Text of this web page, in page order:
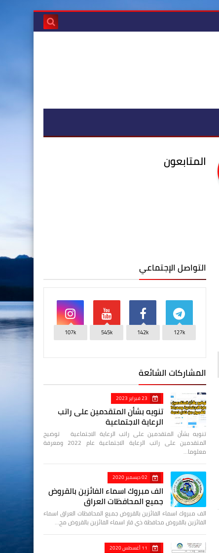
المتابعون
التواصل الإجتماعي
127k
142k
545k
107k
المشاركات الشائعة
23 فبراير 2023
تنويه بشأن المتقدمين على راتب
الرعاية الاجتماعية
تنويه بشأن المتقدمين على راتب الرعاية الاجتماعية توضيح
المتقدمين على راتب الرعاية الاجتماعية عام 2022 ومعرفة
معلوما…
02 ديسمبر 2020
الف مبروك اسماء الفائزين بالقروض
جميع المحافظات العراق
الف مبروك اسماء الفائزين بالقروض جميع المحافظات العراق اسماء
الفائزين بالقروض محافظة ذي قار اسماء الفائزين بالقروض مح…
11 أغسطس 2020